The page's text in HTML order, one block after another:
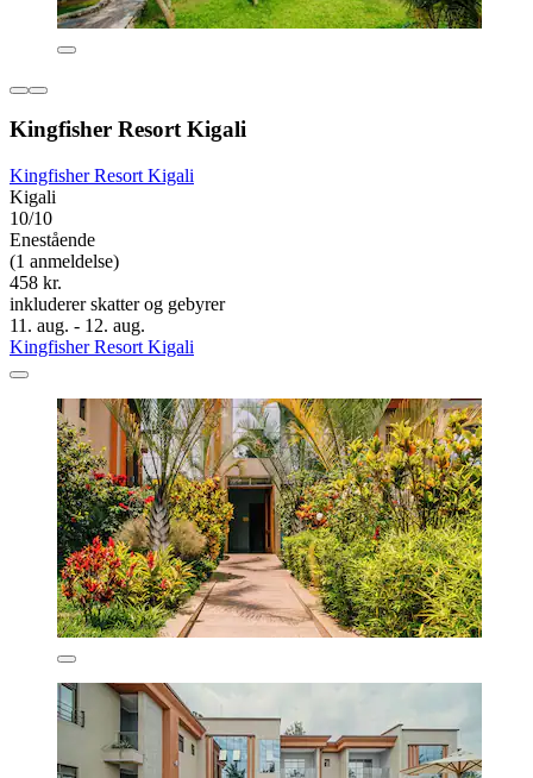
Kingfisher Resort Kigali
Kingfisher Resort Kigali
Kigali
10/10
Enestående
(1 anmeldelse)
458 kr.
inkluderer skatter og gebyrer
11. aug. - 12. aug.
Kingfisher Resort Kigali